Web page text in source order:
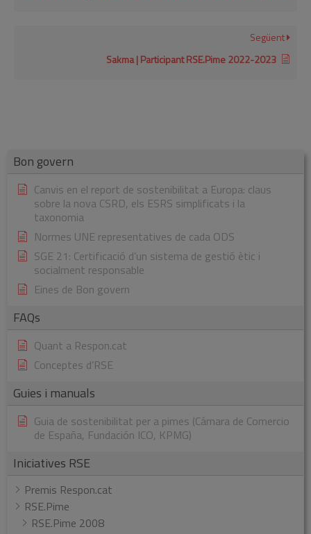
Bon govern
Canvis en el report de sostenibilitat a Europa: claus
sobre la nova CSRD, els ESRS simplificats i la
taxonomia
Normes UNE representatives de cada ODS
SGE 21: Certificació d’un sistema de gestió ètic i
socialment responsable
Eines de Bon govern
FAQs
Quant a Respon.cat
Conceptes d’RSE
Guies i manuals
Guia de sostenibilitat per a pimes (Cámara de Comercio
de España, Fundación ICO, KPMG)
Iniciatives RSE
Premis Respon.cat
RSE.Pime
RSE.Pime 2008
Següent
Sakma | Participant RSE.Pime 2022-2023